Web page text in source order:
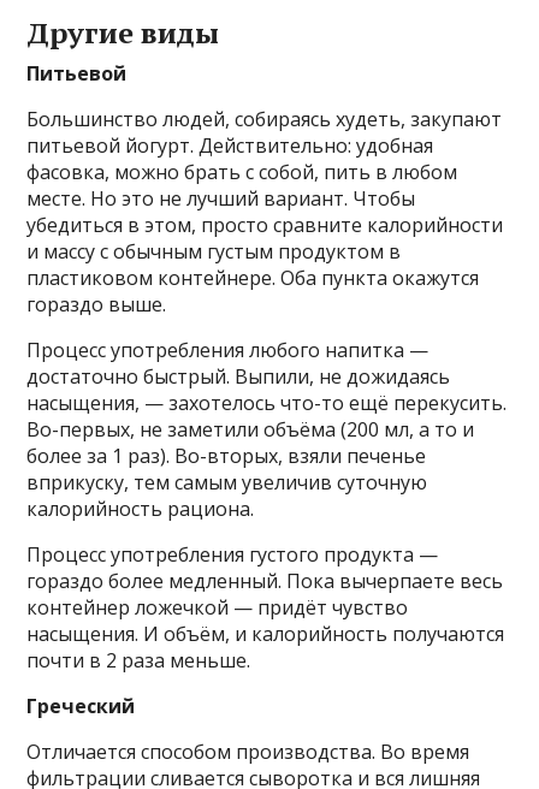
Другие виды
Питьевой
Большинство людей, собираясь худеть, закупают
питьевой йогурт. Действительно: удобная
фасовка, можно брать с собой, пить в любом
месте. Но это не лучший вариант. Чтобы
убедиться в этом, просто сравните калорийности
и массу с обычным густым продуктом в
пластиковом контейнере. Оба пункта окажутся
гораздо выше.
Процесс употребления любого напитка —
достаточно быстрый. Выпили, не дожидаясь
насыщения, — захотелось что-то ещё перекусить.
Во-первых, не заметили объёма (200 мл, а то и
более за 1 раз). Во-вторых, взяли печенье
вприкуску, тем самым увеличив суточную
калорийность рациона.
Процесс употребления густого продукта —
гораздо более медленный. Пока вычерпаете весь
контейнер ложечкой — придёт чувство
насыщения. И объём, и калорийность получаются
почти в 2 раза меньше.
Греческий
Отличается способом производства. Во время
фильтрации сливается сыворотка и вся лишняя